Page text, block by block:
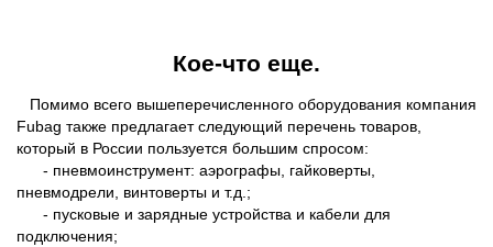
Кое-что еще.
Помимо всего вышеперечисленного оборудования компания
Fubag также предлагает следующий перечень товаров,
который в России пользуется большим спросом:
- пневмоинструмент: аэрографы, гайковерты,
пневмодрели, винтоверты и т.д.;
- пусковые и зарядные устройства и кабели для
подключения;